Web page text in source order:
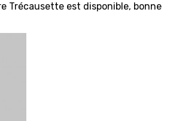
Trécausette est disponible, bonne